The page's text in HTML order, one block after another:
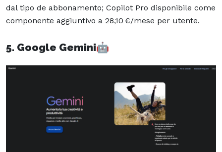
dal tipo de abbonamento; Copilot Pro disponibile come
componente aggiuntivo a 28,10 €/mese per utente.
5. Google Gemini🤖